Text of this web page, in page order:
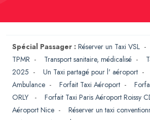
Spécial Passager : Réserver un Taxi VSL -
TPMR - Transport sanitaire, médicalisé -
2025 - Un Taxi partagé pour l' aéroport -
Ambulance - Forfait Taxi Aéroport -
ORLY
- Forfait Taxi Paris Aéroport Roissy
Aéroport Nice - Réserver un taxi